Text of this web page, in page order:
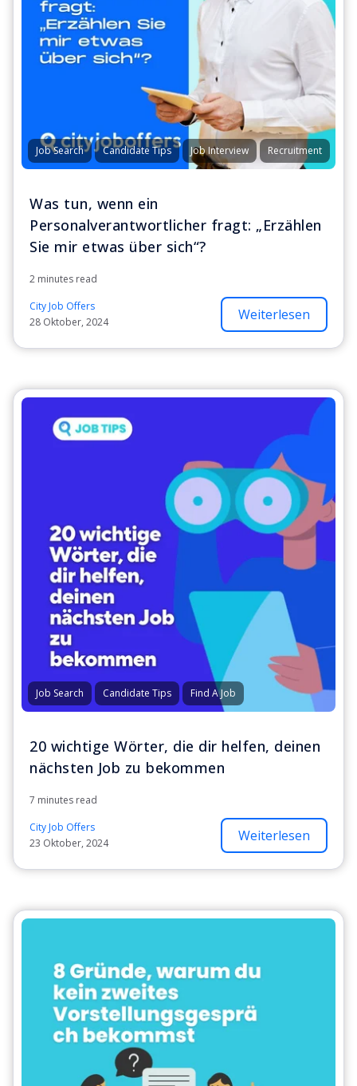
Job Search Candidate Tips Job Interview Recruitment
Was tun, wenn ein
Personalverantwortlicher fragt: „Erzählen
Sie mir etwas über sich“?
2 minutes read
City Job Offers
28 Oktober, 2024
Weiterlesen
Job Search Candidate Tips Find A Job
20 wichtige Wörter, die dir helfen, deinen
nächsten Job zu bekommen
7 minutes read
City Job Offers
23 Oktober, 2024
Weiterlesen